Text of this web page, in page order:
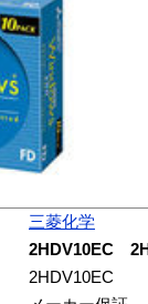
三菱化学
2HDV10EC
2HDV10EC